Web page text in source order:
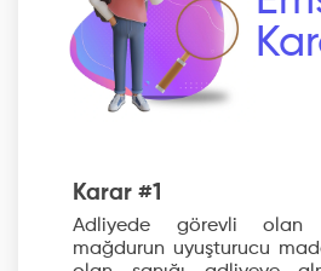
Karar #1
Adliyede görevli olan
mağdurun uyuşturucu